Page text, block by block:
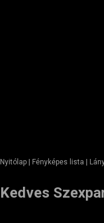
Nyitólap | Fényképes lista |
Kedves